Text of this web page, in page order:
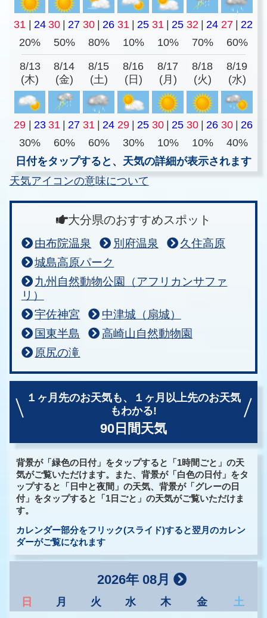
31 24 30 27 30 26 31 25 31 25 32 24 27
22
20%
50% 80% 10% 10% 70% 60%
8/13
(木)
8/14
(金)
8/15
(土)
8/16
(日)
8/17
(月)
8/18
(火)
8/19
(水)
29 23 31 27 31 24 29 25 30 25 30 26 30
26
30%
60% 60% 30% 10% 10%
40%
日付をタップすると、天気の詳細が表示されます
天気アイコンの意味について
大分県のおすすめスポット
由布院温泉 別府温泉
久住高原
城島高原パーク
九州自然動物公園（アフリカンサファ
リ）
宇佐神宮
中津城（扇城）
国東半島
高崎山自然動物園
原尻の滝
１ヶ月先のお天気も、
１ヶ月以上先のお天気
もわかる!
90日間天気
背景が「緑色の日付」をタップすると「1時間ごと」の天
気がご覧いただけます。また、背景が「白色の日付」をタ
ップすると「日中と夜間」の天気、背景が「グレーの日
付」をタップすると「1日ごと」の天気がご覧いただけま
す。
カレンダー部分をフリック(スライド)すると翌月のカレン
ダーがご覧になれます
2026年 08月
日 月 火 水 木 金
土